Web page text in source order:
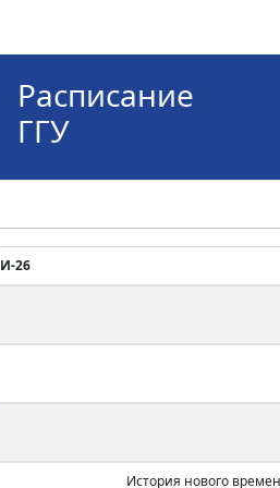
Расписание
ГГУ
И-26
История нового